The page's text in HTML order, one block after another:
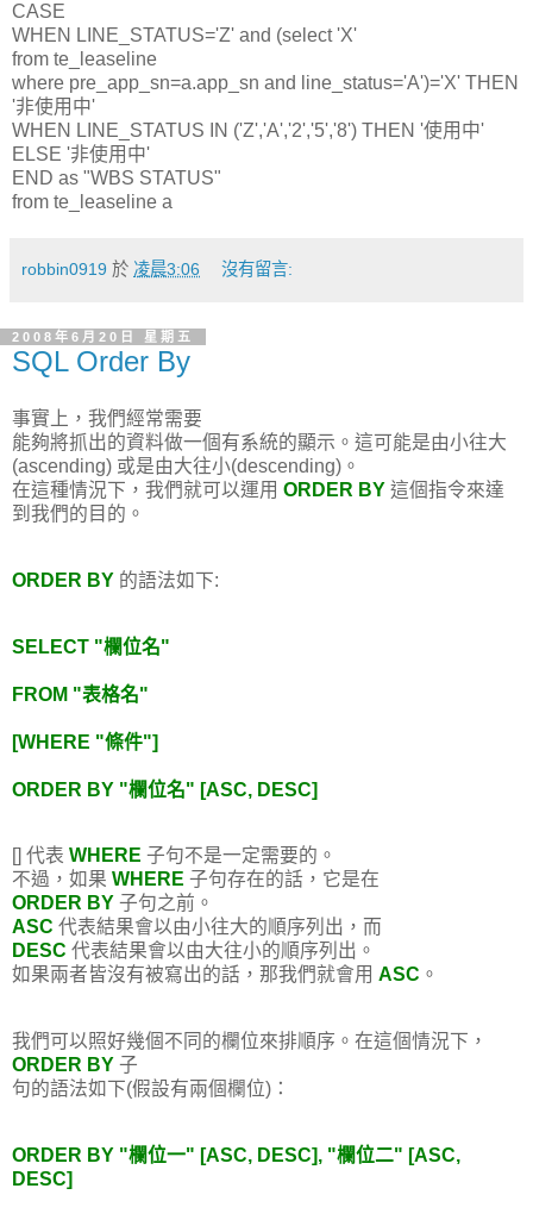
CASE
WHEN LINE_STATUS='Z' and (select 'X'
from te_leaseline
where pre_app_sn=a.app_sn and line_status='A')='X' THEN
'非使用中'
WHEN LINE_STATUS IN ('Z','A','2','5','8') THEN '使用中'
ELSE '非使用中'
END as "WBS STATUS"
from te_leaseline a
robbin0919 於 凌晨3:06 沒有留言:
2008年6月20日 星期五
SQL Order By
事實上，我們經常需要
能夠將抓出的資料做一個有系統的顯示。這可能是由小往大
(ascending) 或是由大往小(descending)。
在這種情況下，我們就可以運用 ORDER BY 這個指令來達
到我們的目的。
ORDER BY 的語法如下:
SELECT "欄位名"
FROM "表格名"
[WHERE "條件"]
ORDER BY "欄位名" [ASC, DESC]
[] 代表 WHERE 子句不是一定需要的。
不過，如果 WHERE 子句存在的話，它是在
ORDER BY 子句之前。
ASC 代表結果會以由小往大的順序列出，而
DESC 代表結果會以由大往小的順序列出。
如果兩者皆沒有被寫出的話，那我們就會用 ASC 。
我們可以照好幾個不同的欄位來排順序。在這個情況下，
ORDER BY 子
句的語法如下(假設有兩個欄位)：
ORDER BY "欄位一" [ASC, DESC], "欄位二" [ASC,
DESC]